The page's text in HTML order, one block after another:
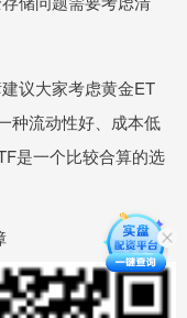
议大家考虑黄金ET
种流动性好、成本低
是一个比较合算的选